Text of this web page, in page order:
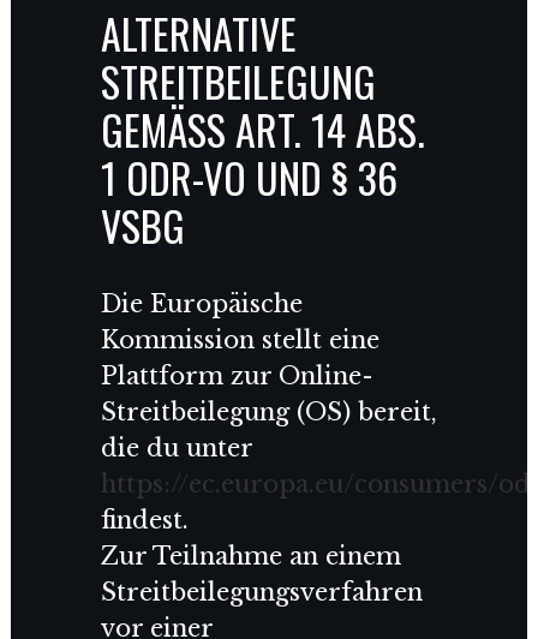
ALTERNATIVE
STREITBEILEGUNG
GEMÄSS ART. 14 ABS. 1
ODR-VO UND § 36 V
SBG
Die Europäische
Kommission stellt eine
Plattform zur Online-
Streitbeilegung (OS) bereit,
die du unter
https://ec.europa.eu/consumers/
findest.
Zur Teilnahme an einem
Streitbeilegungsverfahren
vor einer